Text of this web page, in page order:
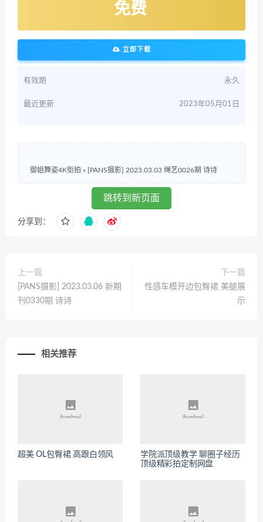
免费
立即下载
有效期 永久
最近更新 2023年05月01日
御姐舞姿4K街拍 » [PANS摄影] 2023.03.03 绳艺0026期 诗诗
分享到：
上一篇
[PANS摄影] 2023.03.06 新期
刊0330期 诗诗
下一篇
性感车模开边包臀裙 美腿展
示
相关推荐
超美 OL包臀裙 高跟白领风
学院派顶级教学 聊圈子经历
顶级精彩拍定制网盘
跳转到新页面